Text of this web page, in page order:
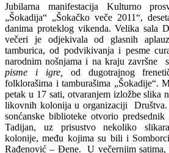
Jubilarna manifestacija Kulturno
„Šokadija“ „Šokačko veče 2011“,
danima proteklog vikenda. Velika sala
večeri je odjekivala od glasnih
tamburica, od podvikivanja i pesme
narodnim nošnjama i na kraju završne
pisme i igre, od dugotrajnog
folklorašima i tamburašima „Šokadije“.
petak u 17 sati, otvaranjem izložbe slika
likovnih kolonija u organizaciji Društva.
sonćanske biblioteke otvorio
Tadijan, uz prisustvo nekoliko
kolonije, među kojima su bili i
Rađenović – Đene. U večernjim satima,